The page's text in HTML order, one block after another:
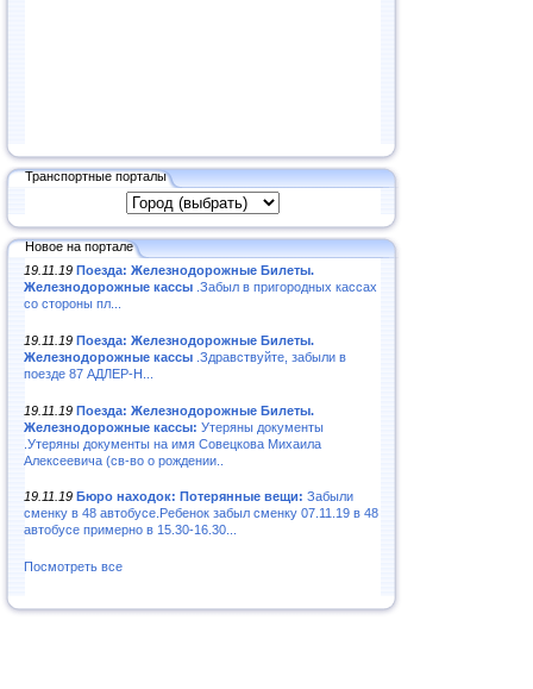
Транспортные порталы
Новое на портале
19.11.19 Поезда: Железнодорожные Билеты.
Железнодорожные кассы .Забыл в пригородных кассах
со стороны пл...
19.11.19 Поезда: Железнодорожные Билеты.
Железнодорожные кассы .Здравствуйте, забыли в
поезде 87 АДЛЕР-Н...
19.11.19 Поезда: Железнодорожные Билеты.
Железнодорожные кассы: Утеряны документы
.Утеряны документы на имя Совецкова Михаила
Алексеевича (св-во о рождении..
19.11.19 Бюро находок: Потерянные вещи: Забыли
сменку в 48 автобусе.Ребенок забыл сменку 07.11.19 в 48
автобусе примерно в 15.30-16.30...
Посмотреть все